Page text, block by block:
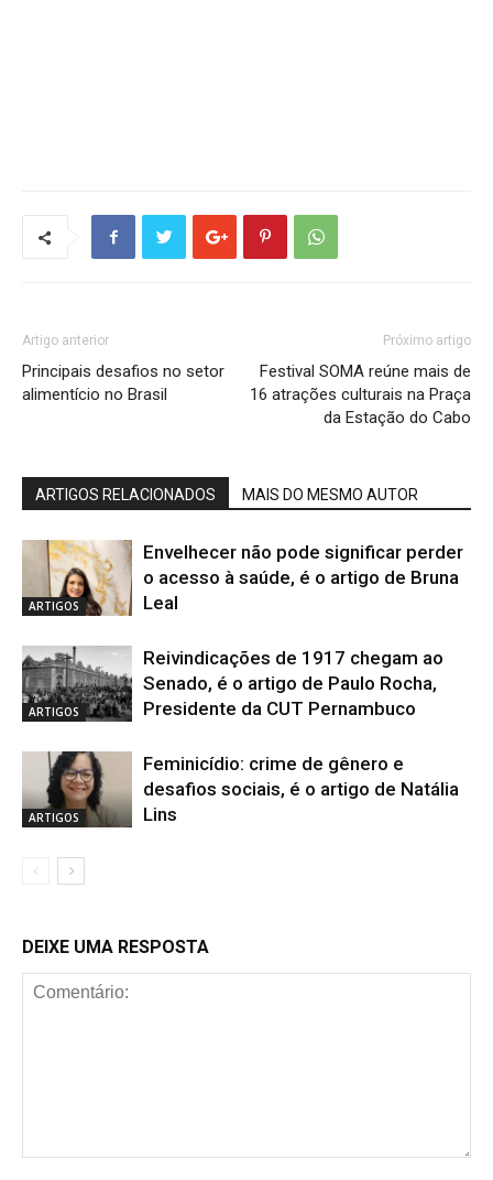
Artigo anterior
Principais desafios no setor
alimentício no Brasil
Próximo artigo
Festival SOMA reúne mais de
16 atrações culturais na Praça
da Estação do Cabo
ARTIGOS RELACIONADOS MAIS DO MESMO AUTOR
ARTIGOS
Envelhecer não pode significar perder
o acesso à saúde, é o artigo de Bruna
Leal
ARTIGOS
Reivindicações de 1917 chegam ao
Senado, é o artigo de Paulo Rocha,
Presidente da CUT Pernambuco
ARTIGOS
Feminicídio: crime de gênero e
desafios sociais, é o artigo de Natália
Lins
DEIXE UMA RESPOSTA